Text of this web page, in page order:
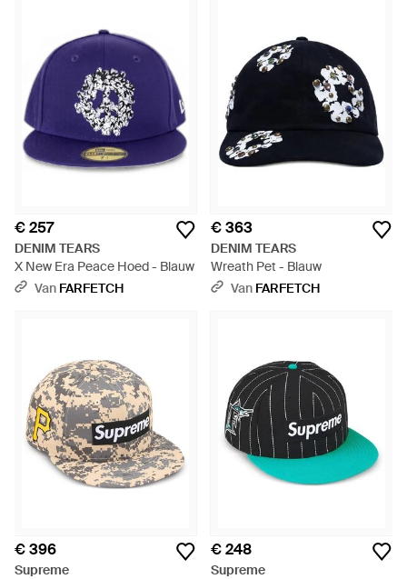
€ 257
DENIM TEARS
X New Era Peace Hoed - Blauw
Van FARFETCH
€ 363
DENIM TEARS
Wreath Pet - Blauw
Van FARFETCH
€ 396
Supreme
€ 248
Supreme